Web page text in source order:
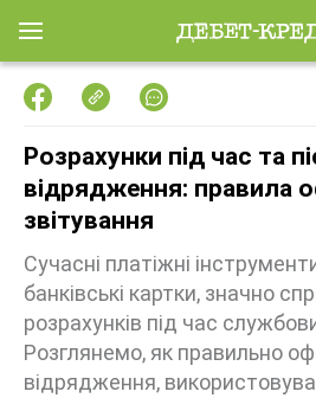
Розрахунки під час та
відрядження: правила
звітування
Сучасні платіжні
банківські картки, значно
розрахунків під час
Розглянемо, як правильно
відрядження,